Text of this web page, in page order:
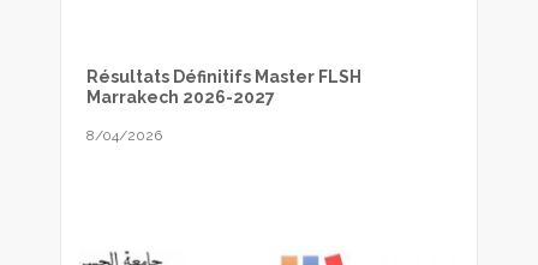
Résultats Définitifs Master FLSH
Marrakech 2026-2027
8/04/2026